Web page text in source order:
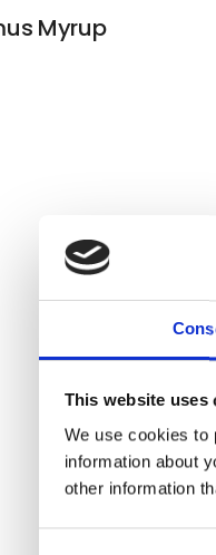
This website uses
We use cookies to
information about
other information
Myrup